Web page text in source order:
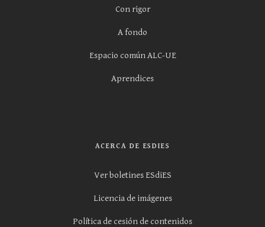
Con rigor
A fondo
Espacio común ALC-UE
Aprendices
ACERCA DE ESDIES
Ver boletines ESdiES
Licencia de imágenes
Política de cesión de contenidos